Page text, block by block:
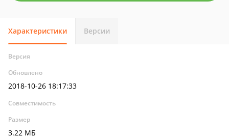
Характеристики Версии
Версия
Обновлено
2018-10-26 18:17:33
Совместимость
Размер
3.22 МБ